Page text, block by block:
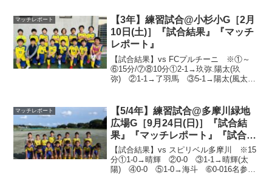
マッチレポート
【3年】練習試合@小杉小G［2月
10日(土)］『試合結果』『マッチ
レポート』
【試合結果】vs FCプルチーニ ※①～
⑥15分/⑦⑧10分①2-1→玖弥.陽太(玖
弥) ②1-1→了羽馬 ③5-1→陽太(風太
(隼) ⑥1-5→風...
マッチレポート
【5/4年】練習試合@多摩川緑地
広場G［9月24日(日)］『試合結
果』『マッチレポート』『試合動
画』
【試合結果】vs スピリベル多摩川 ※15
分①1-0→晴輝 ②0-0 ③1-1→晴輝(太
陽) ④0-0 ⑤1-0→海斗 ➅0-016名参加